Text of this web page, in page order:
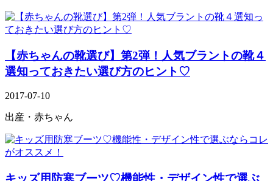
【赤ちゃんの靴選び】第2弾！人気ブラントの靴４
選知っておきたい選び方のヒント♡
2017-07-10
出産・赤ちゃん
キッズ用防寒ブーツ♡機能性・デザイン性で選ぶ